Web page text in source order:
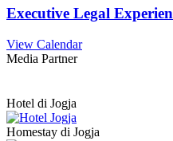
Executive Legal
View Calendar
Media Partner
Hotel di Jogja
Homestay di Jogja